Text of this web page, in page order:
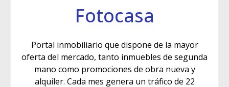
Fotocasa
Portal inmobiliario que dispone de la mayor
oferta del mercado, tanto inmuebles de segunda
mano como promociones de obra nueva y
alquiler. Cada mes genera un tráfico de 22